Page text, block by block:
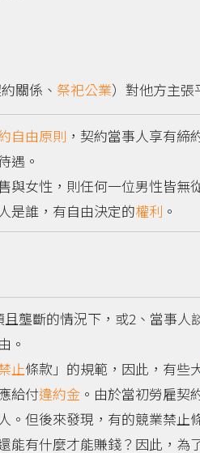
關係、 祭祀公業）對他方主張
自由原則 ，契約當事人享有締
遇。
女性，則任何一位男性皆無
是誰，有自由決定的權利 。
斷的情況下，或2、當事人
。
止條款」的規範，因此，有些
給付違約金 。由於當初勞雇契
。但後來發現，有的競業禁止
能有什麼才能賺錢？因此，為